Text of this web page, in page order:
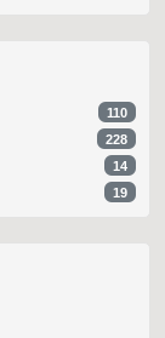
110
228
14
19